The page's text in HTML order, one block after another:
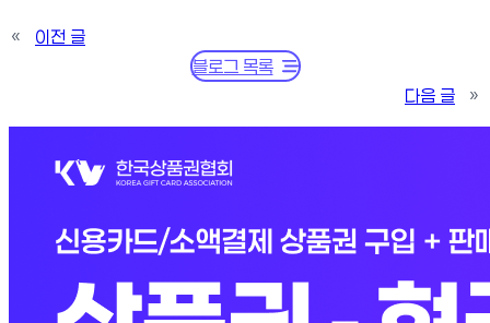
«
이전 글
블로그 목록
다음 글
»